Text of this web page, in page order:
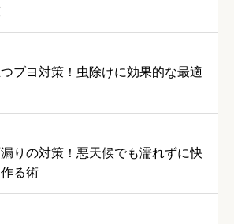
ブヨ対策！虫除けに効果的な最適
りの対策！悪天候でも濡れずに快
る術